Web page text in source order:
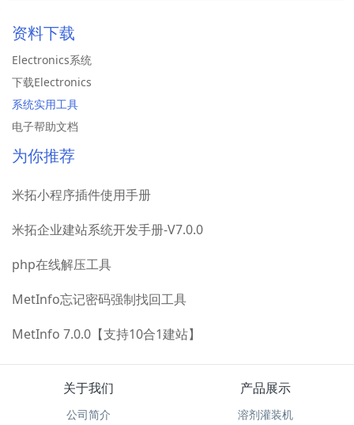
资料下载
Electronics系统
下载Electronics
系统实用工具
电子帮助文档
为你推荐
米拓小程序插件使用手册
米拓企业建站系统开发手册-V7.0.0
php在线解压工具
MetInfo忘记密码强制找回工具
MetInfo 7.0.0【支持10合1建站】
关于我们
公司简介
产品展示
溶剂灌装机